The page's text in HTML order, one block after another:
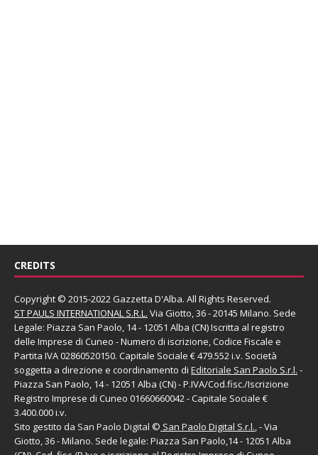
CREDITS
Copyright © 2015-2022 Gazzetta D'Alba. All Rights Reserved.
ST PAULS INTERNATIONAL S.R.L. Via Giotto, 36 - 20145 Milano. Sede
Legale: Piazza San Paolo, 14 - 12051 Alba (CN) Iscritta al registro
delle Imprese di Cuneo - Numero di iscrizione, Codice Fiscale e
Partita IVA 02860520150. Capitale Sociale € 479.552 i.v. Società
soggetta a direzione e coordinamento di Editoriale San Paolo S.r.l. -
Piazza San Paolo, 14 - 12051 Alba (CN) - P.IVA/Cod.fisc./Iscrizione
Registro Imprese di Cuneo 01660660042 - Capitale Sociale €
3.400.000 i.v.
Sito gestito da San Paolo Digital © San Paolo Digital S.r.l., - Via
Giotto, 36 - Milano. Sede legale: Piazza San Paolo,14 - 12051 Alba